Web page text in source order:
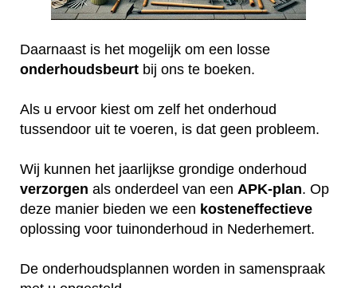
Daarnaast is het mogelijk om een losse
onderhoudsbeurt bij ons te boeken.
Als u ervoor kiest om zelf het onderhoud
tussendoor uit te voeren, is dat geen probleem.
Wij kunnen het jaarlijkse grondige onderhoud
verzorgen als onderdeel van een APK-plan. Op
deze manier bieden we een kosteneffectieve
oplossing voor tuinonderhoud in Nederhemert.
De onderhoudsplannen worden in samenspraak